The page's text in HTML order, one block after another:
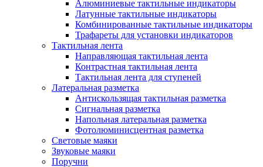
Алюминиевые тактильные индикаторы
Латунные тактильные индикаторы
Комбинированные тактильные индикаторы
Трафареты для установки индикаторов
Тактильная лента
Направляющая тактильная лента
Контрастная тактильная лента
Тактильная лента для ступеней
Латеральная разметка
Антискользящая тактильная разметка
Сигнальная разметка
Напольная латеральная разметка
Фотолюминисцентная разметка
Световые маяки
Звуковые маяки
Поручни